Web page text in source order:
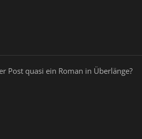
Post quasi ein Roman in Überlänge?